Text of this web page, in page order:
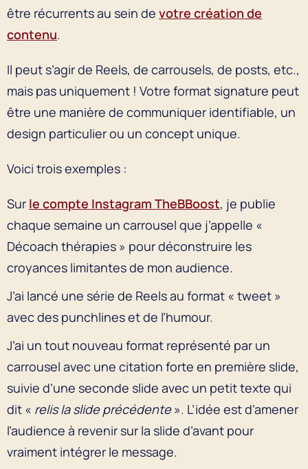
être récurrents au sein de votre création de
contenu.
Il peut s’agir de Reels, de carrousels, de posts, etc.,
mais pas uniquement ! Votre format signature peut
être une manière de communiquer identifiable, un
design particulier ou un concept unique.
Voici trois exemples :
Sur le compte Instagram TheBBoost, je publie
chaque semaine un carrousel que j’appelle «
Décoach thérapies » pour déconstruire les
croyances limitantes de mon audience.
J’ai lancé une série de Reels au format « tweet »
avec des punchlines et de l’humour.
J’ai un tout nouveau format représenté par un
carrousel avec une citation forte en première slide,
suivie d’une seconde slide avec un petit texte qui
dit « relis la slide précédente». L’idée est d’amener
l’audience à revenir sur la slide d’avant pour
vraiment intégrer le message.